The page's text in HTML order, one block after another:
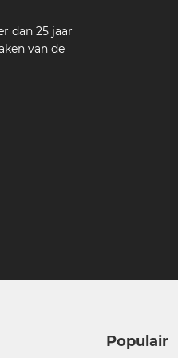
dan 25 jaar
van de
Populair